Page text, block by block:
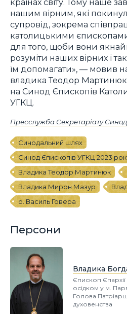
нашим вірним, які
супровід, зокрема
католицькими
для того, щоби вони
розуміти наших вірних і
їм допомагати», — мовив
владика Теодор Мартинюк,
на Синод Єпископів
УГКЦ.
Пресслужба Секретаріату
Синодальний шлях
Синод Єпископів УГКЦ 2023
Владика Теодор Мартинюк
Владика Мирон Мазур
о. Василь Говера
Персони
Владика
Єпископ
осідком у м.
Голова
духовенства